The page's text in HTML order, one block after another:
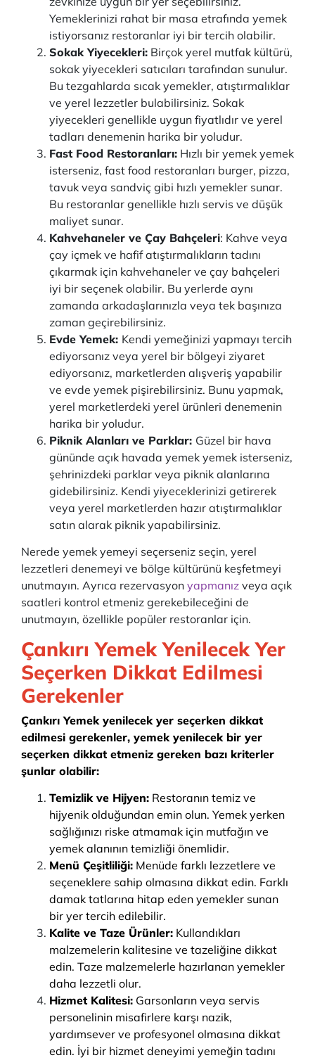
Yemeklerinizi rahat bir masa etrafında yemek
istiyorsanız restoranlar iyi bir tercih olabilir.
Sokak Yiyecekleri: Birçok yerel mutfak kültürü,
sokak yiyecekleri satıcıları tarafından sunulur.
Bu tezgahlarda sıcak yemekler, atıştırmalıklar
ve yerel lezzetler bulabilirsiniz. Sokak
yiyecekleri genellikle uygun fiyatlıdır ve yerel
tadları denemenin harika bir yoludur.
Fast Food Restoranları: Hızlı bir yemek yemek
isterseniz, fast food restoranları burger, pizza,
tavuk veya sandviç gibi hızlı yemekler sunar.
Bu restoranlar genellikle hızlı servis ve düşük
maliyet sunar.
Kahvehaneler ve Çay Bahçeleri: Kahve veya
çay içmek ve hafif atıştırmalıkların tadını
çıkarmak için kahvehaneler ve çay bahçeleri
iyi bir seçenek olabilir. Bu yerlerde aynı
zamanda arkadaşlarınızla veya tek başınıza
zaman geçirebilirsiniz.
Evde Yemek: Kendi yemeğinizi yapmayı tercih
ediyorsanız veya yerel bir bölgeyi ziyaret
ediyorsanız, marketlerden alışveriş yapabilir
ve evde yemek pişirebilirsiniz. Bunu yapmak,
yerel marketlerdeki yerel ürünleri denemenin
harika bir yoludur.
Piknik Alanları ve Parklar: Güzel bir hava
gününde açık havada yemek yemek isterseniz,
şehrinizdeki parklar veya piknik alanlarına
gidebilirsiniz. Kendi yiyeceklerinizi getirerek
veya yerel marketlerden hazır atıştırmalıklar
satın alarak piknik yapabilirsiniz.
Nerede yemek yemeyi seçerseniz seçin, yerel
lezzetleri denemeyi ve bölge kültürünü keşfetmeyi
unutmayın. Ayrıca rezervasyon yapmanız veya açık
saatleri kontrol etmeniz gerekebileceğini de
unutmayın, özellikle popüler restoranlar için.
Çankırı Yemek Yenilecek Yer
Seçerken Dikkat Edilmesi
Gerekenler
Çankırı Yemek yenilecek yer seçerken dikkat
edilmesi gerekenler, yemek yenilecek bir yer
seçerken dikkat etmeniz gereken bazı kriterler
şunlar olabilir:
Temizlik ve Hijyen: Restoranın temiz ve
hijyenik olduğundan emin olun. Yemek yerken
sağlığınızı riske atmamak için mutfağın ve
yemek alanının temizliği önemlidir.
Menü Çeşitliliği: Menüde farklı lezzetlere ve
seçeneklere sahip olmasına dikkat edin. Farklı
damak tatlarına hitap eden yemekler sunan
bir yer tercih edilebilir.
Kalite ve Taze Ürünler: Kullandıkları
malzemelerin kalitesine ve tazeliğine dikkat
edin. Taze malzemelerle hazırlanan yemekler
daha lezzetli olur.
Hizmet Kalitesi: Garsonların veya servis
personelinin misafirlere karşı nazik,
yardımsever ve profesyonel olmasına dikkat
edin. İyi bir hizmet deneyimi yemeğin tadını